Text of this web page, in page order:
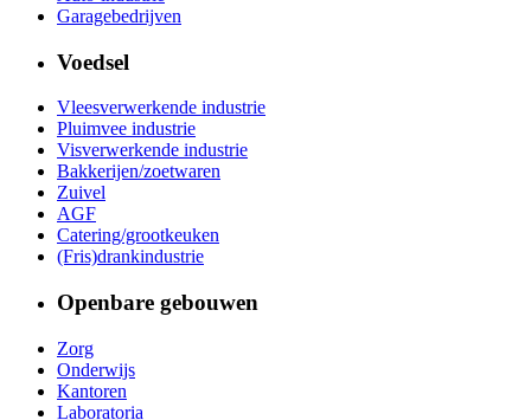
Garagebedrijven
Voedsel
Vleesverwerkende industrie
Pluimvee industrie
Visverwerkende industrie
Bakkerijen/zoetwaren
Zuivel
AGF
Catering/grootkeuken
(Fris)drankindustrie
Openbare gebouwen
Zorg
Onderwijs
Kantoren
Laboratoria